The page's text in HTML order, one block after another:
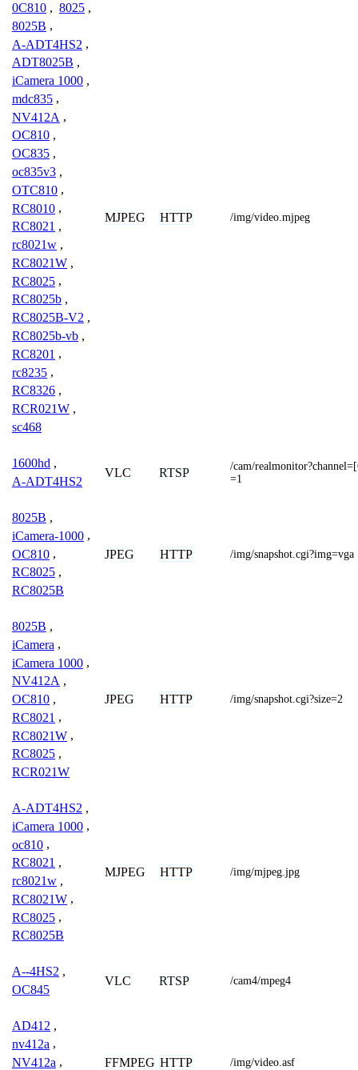
0C810 , 8025 ,
8025B ,
A-ADT4HS2 ,
ADT8025B ,
iCamera 1000 ,
mdc835 ,
NV412A ,
OC810 ,
OC835 ,
oc835v3 ,
OTC810 ,
RC8010 ,
RC8021 ,
rc8021w ,
RC8021W ,
RC8025 ,
RC8025b ,
RC8025B-V2 ,
RC8025b-vb ,
RC8201 ,
rc8235 ,
RC8326 ,
RCR021W ,
sc468
MJPEG HTTP /img/video.mjpeg
1600hd ,
A-ADT4HS2
VLC RTSP
/cam/
=1
8025B ,
iCamera-1000 ,
OC810 ,
RC8025 ,
RC8025B
JPEG HTTP /img/snapshot.cgi?img=vga
8025B ,
iCamera ,
iCamera 1000 ,
NV412A ,
OC810 ,
RC8021 ,
RC8021W ,
RC8025 ,
RCR021W
JPEG HTTP /img/snapshot.cgi?size=2
A-ADT4HS2 ,
iCamera 1000 ,
oc810 ,
RC8021 ,
rc8021w ,
RC8021W ,
RC8025 ,
RC8025B
MJPEG HTTP /img/mjpeg.jpg
A--4HS2 ,
OC845
VLC RTSP /cam4/mpeg4
AD412 ,
nv412a ,
NV412a ,
FFMPEG HTTP /img/video.asf